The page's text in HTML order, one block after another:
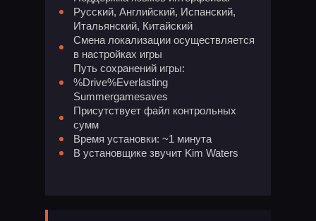
Русский, Английский, Испанский,
Итальянский, Китайский
Смена локализации осуществляется
в настройках игры
Путь сохранений игры:
%Drive%Everlasting
Summergamesaves
Присутствует файл контрольных
сумм
Время установки: ~1 минута
В установщике звучит Kim Waters